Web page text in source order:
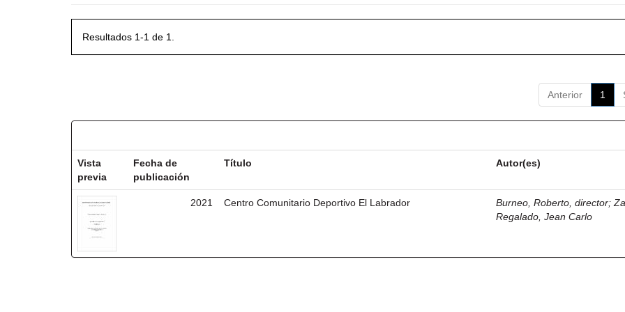
Resultados 1-1 de 1.
Anterior 1
Vista
previa
Fecha de
publicación
Título Autor(es)
2021 Centro Comunitario Deportivo El Labrador Burneo, Roberto, director;
Regalado, Jean Carlo